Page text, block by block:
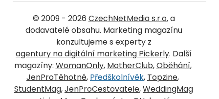
© 2009 - 2026 CzechNetMedia s.r.o. a
dodavatelé obsahu. Marketing magazínu
konzultujeme s experty z
agentury na digitální marketing Pickerly. Další
magazíny: WomanOnly, MotherClub,Oběhání,
JenProTěhotné, Předškolnívěk, Topzine,
StudentMag,JenProCestovatele,WeddingMag